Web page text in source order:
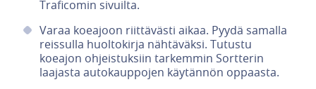
Traficomin sivuilta.
Varaa koeajoon riittävästi aikaa. Pyydä samalla
reissulla huoltokirja nähtäväksi. Tutustu
koeajon ohjeistuksiin tarkemmin Sortterin
laajasta autokauppojen käytännön oppaasta.